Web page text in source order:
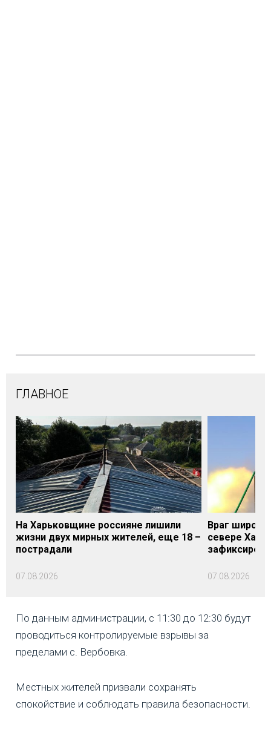
ГЛАВНОЕ
На Харьковщине россияне лишили
жизни двух мирных жителей, еще 18 –
пострадали
07.08.2026
Враг
севере
07.08.2026
По данным администрации, с 11:30 до 12:30 будут
проводиться контролируемые взрывы за
пределами с. Вербовка.
Местных жителей призвали сохранять
спокойствие и соблюдать правила безопасности.